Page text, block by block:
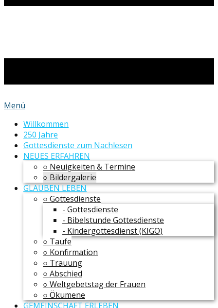
Menü
Willkommen
250 Jahre
Gottesdienste zum Nachlesen
NEUES ERFAHREN
○ Neuigkeiten & Termine
○ Bildergalerie
GLAUBEN LEBEN
○ Gottesdienste
- Gottesdienste
- Bibelstunde Gottesdienste
- Kindergottesdienst (KIGO)
○ Taufe
○ Konfirmation
○ Trauung
○ Abschied
○ Weltgebetstag der Frauen
○ Ökumene
GEMEINSCHAFT ERLEBEN